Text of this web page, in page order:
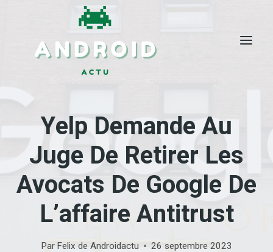
Yelp Demande Au
Juge De Retirer Les
Avocats De Google De
L’affaire Antitrust
Par Felix de Androidactu 26 septembre 2023